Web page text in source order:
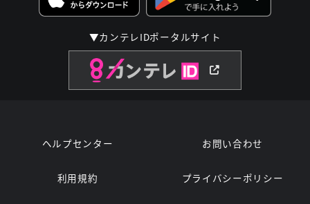
▼カンテレIDポータルサイト
ヘルプセンター お問い合わせ
利用規約 プライバシーポリシー